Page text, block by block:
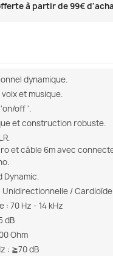
à partir de 99€
dynamique.
et musique.
off '.
et construction robuste.
et câble 6m avec
Dynamic.
Unidirectionnelle /
: 70 Hz - 14 kHz
dB
Ohm
: ≧70 dB